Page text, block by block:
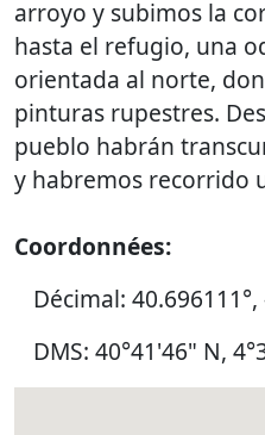
arroyo y subimos la
hasta el refugio, una
orientada al norte,
pinturas rupestres.
pueblo habrán
y habremos recorrido
Coordonnées:
Décimal: 40.696111°,
DMS: 40°41'46" N,